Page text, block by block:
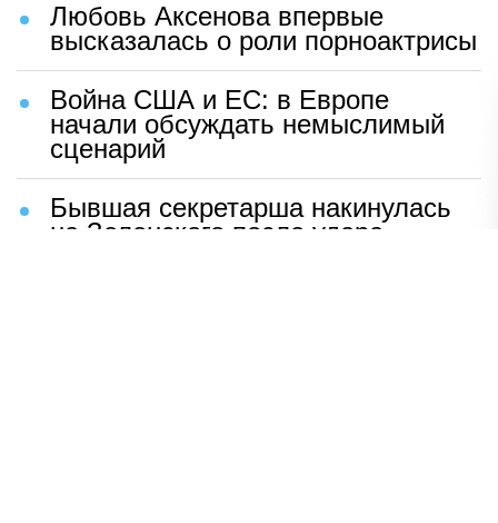
Любовь Аксенова впервые
высказалась о роли порноактрисы
Война США и ЕС: в Европе
начали обсуждать немыслимый
сценарий
Бывшая секретарша накинулась
на Зеленского после удара